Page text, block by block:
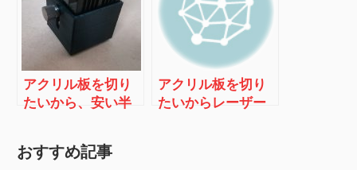
アクリル板を切り
たいから、安い半
ターを買ってみる
（本体購入編）
アクリル板を切り
たいからレーザー
おすすめ記事